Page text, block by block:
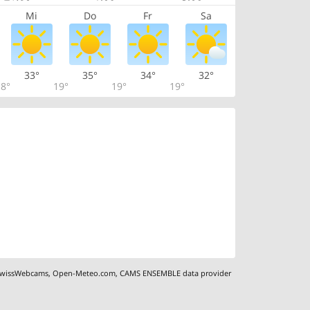
Mi Do Fr Sa
33°
19°
35°
19°
34°
19°
32°
,Open-Meteo.com,CAMS ENSEMBLE data provider